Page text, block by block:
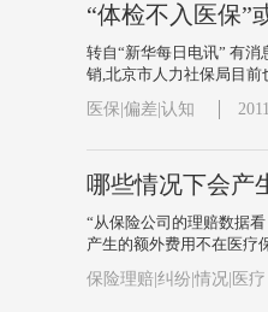
“体检不入医保”
转自“新华每日电讯” 有
销,北京市人力社保局目
医保|偏差|认知
哪些情况下会产
“从保险公司的理赔数
产生的额外费用不在
保险理赔|纠纷|情况|医疗